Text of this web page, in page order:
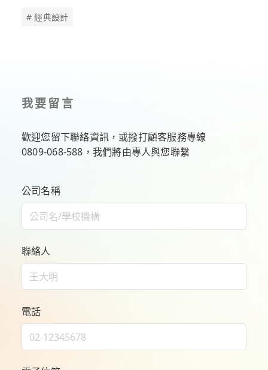
# 經典設計
我要留言
歡迎您留下聯絡資訊，或撥打顧客服務專線
0809-068-588 ，我們將由專人與您聯繫
公司名稱
聯絡人
電話